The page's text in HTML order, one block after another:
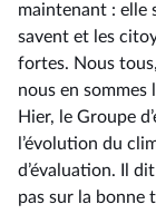
maintenant : elle
savent et les
fortes. Nous
nous en
Hier, le Groupe
l’évolution du
d’évaluation. Il
pas sur la bonne